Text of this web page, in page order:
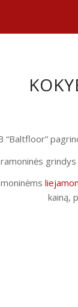
“Baltfloor”
kainą,